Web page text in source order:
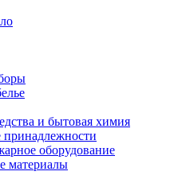
и бытовая химия
принадлежности
оборудование
материалы